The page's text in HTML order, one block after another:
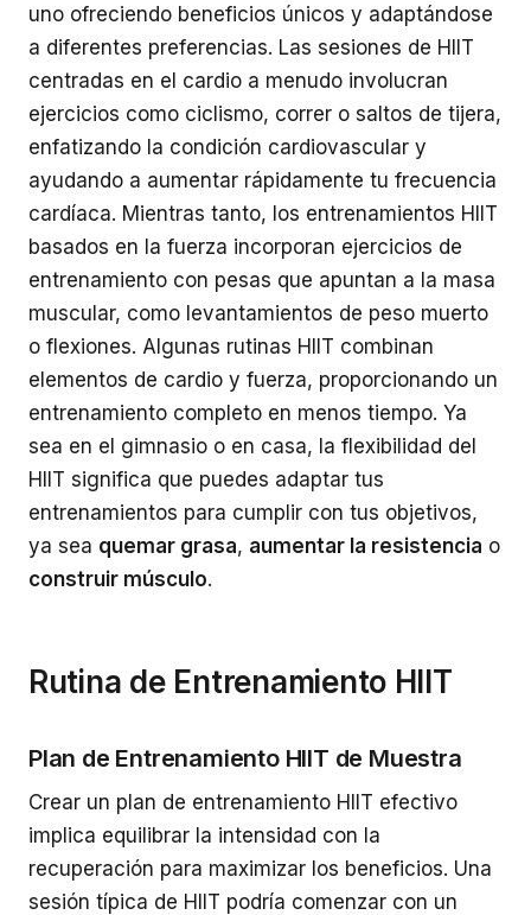
uno ofreciendo beneficios únicos y adaptándose
a diferentes preferencias. Las sesiones de HIIT
centradas en el cardio a menudo involucran
ejercicios como ciclismo, correr o saltos de tijera,
enfatizando la condición cardiovascular y
ayudando a aumentar rápidamente tu frecuencia
cardíaca. Mientras tanto, los entrenamientos HIIT
basados en la fuerza incorporan ejercicios de
entrenamiento con pesas que apuntan a la masa
muscular, como levantamientos de peso muerto
o flexiones. Algunas rutinas HIIT combinan
elementos de cardio y fuerza, proporcionando un
entrenamiento completo en menos tiempo. Ya
sea en el gimnasio o en casa, la flexibilidad del
HIIT significa que puedes adaptar tus
entrenamientos para cumplir con tus objetivos,
ya sea quemar grasa, aumentar la resistencia o
construir músculo.
Rutina de Entrenamiento HIIT
Plan de Entrenamiento HIIT de Muestra
Crear un plan de entrenamiento HIIT efectivo
implica equilibrar la intensidad con la
recuperación para maximizar los beneficios. Una
sesión típica de HIIT podría comenzar con un